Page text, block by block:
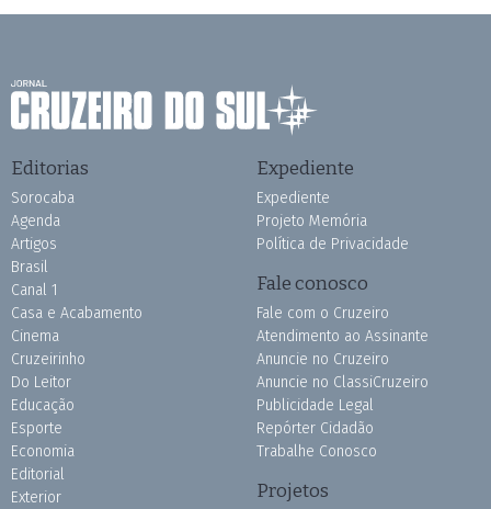
Editorias
Sorocaba
Agenda
Artigos
Brasil
Canal 1
Casa e Acabamento
Cinema
Cruzeirinho
Do Leitor
Educação
Esporte
Economia
Editorial
Exterior
Expediente
Expediente
Projeto Memória
Política de Privacidade
Fale conosco
Fale com o Cruzeiro
Atendimento ao Assinante
Anuncie no Cruzeiro
Anuncie no ClassiCruzeiro
Publicidade Legal
Repórter Cidadão
Trabalhe Conosco
Projetos